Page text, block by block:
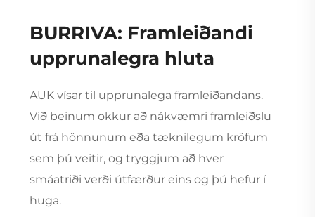
BURRIVA: Framleiðandi
upprunalegra hluta
AUK vísar til upprunalega framleiðandans.
Við beinum okkur að nákvæmri framleiðslu
út frá hönnunum eða tæknilegum kröfum
sem þú veitir, og tryggjum að hver
smáatriði verði útfærður eins og þú hefur í
huga.